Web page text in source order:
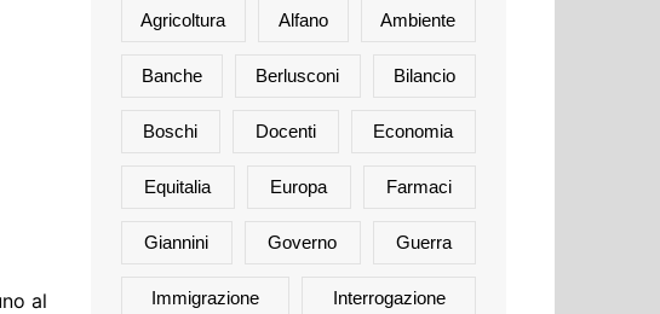
al
Agricoltura Alfano Ambiente
Banche Berlusconi Bilancio
Boschi Docenti Economia
Equitalia Europa Farmaci
Giannini Governo Guerra
Immigrazione Interrogazione